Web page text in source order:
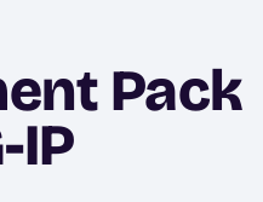
Pack
IP